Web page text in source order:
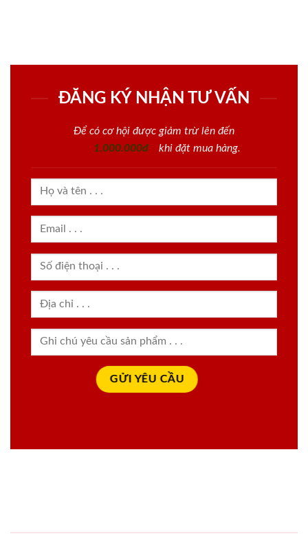
ĐĂNG KÝ NHẬN TƯ VẤN
Để có cơ hội được giảm trừ lên đến
1.000.000đ
khi đặt mua hàng.